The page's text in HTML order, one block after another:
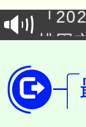
代理(
「
車」
桃園
代理(
公告
代
轉知